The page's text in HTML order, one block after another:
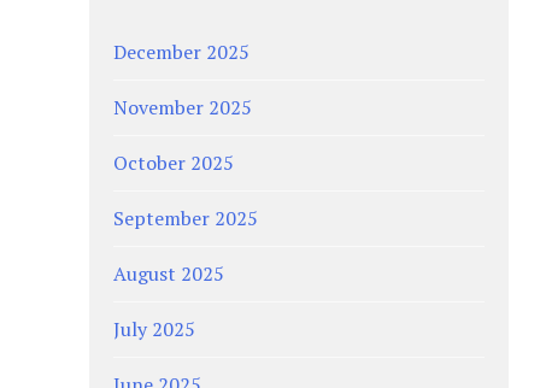
December 2025
November 2025
October 2025
September 2025
August 2025
July 2025